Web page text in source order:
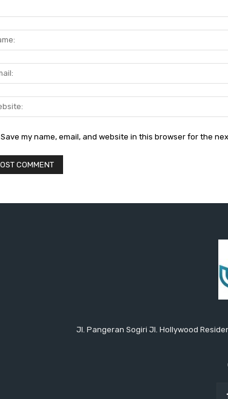
Save my name, email, and website in this browser for the
Jl. Pangeran Sogiri Jl. Hollywood